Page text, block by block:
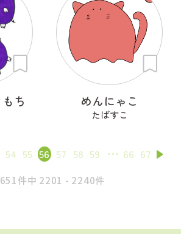
ち めんにゃこ
たばすこ
54 55 56 57 58 59 66 67
件中 2201 - 2240件